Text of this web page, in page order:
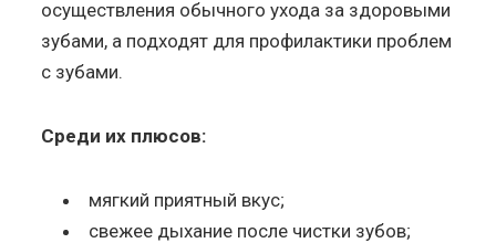
осуществления обычного ухода за здоровыми
зубами, а подходят для профилактики проблем
с зубами.
Среди их плюсов:
мягкий приятный вкус;
свежее дыхание после чистки зубов;